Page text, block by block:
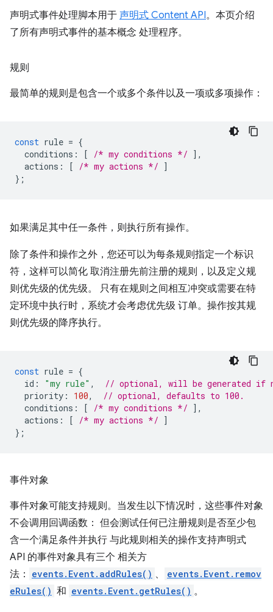
声明式事件处理脚本用于 声明式 Content API。本页介绍
了所有声明式事件的基本概念 处理程序。
规则
最简单的规则是包含一个或多个条件以及一项或多项操作：
const rule = {
conditions : [ /* my conditions */ ],
actions : [ /* my actions */ ]
};
如果满足其中任一条件，则执行所有操作。
除了条件和操作之外，您还可以为每条规则指定一个标识
符，这样可以简化 取消注册先前注册的规则，以及定义规
则优先级的优先级。 只有在规则之间相互冲突或需要在特
定环境中执行时，系统才会考虑优先级 订单。操作按其规
则优先级的降序执行。
const rule = {
id : "my rule" ,
// optional, will be generated if
priority : 100,
// optional, defaults to 100.
conditions : [ /* my conditions */ ],
actions : [ /* my actions */ ]
};
事件对象
事件对象可能支持规则。当发生以下情况时，这些事件对象
不会调用回调函数： 但会测试任何已注册规则是否至少包
含一个满足条件并执行 与此规则相关的操作支持声明式
API 的事件对象具有三个 相关方
法：
events.Event.addRules() 、
events.Event.remov
eRules() 和 events.Event.getRules() 。